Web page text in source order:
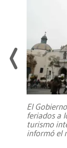
El
feriados a
turismo
informó el